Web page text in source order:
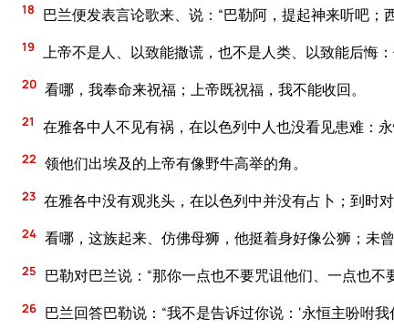
18 巴兰便发表言论歌来、说：“巴勒阿，提起神来听吧；
19 上帝不是人、以致能撒谎，也不是人类、以致能后悔
20 看哪，我奉命来祝福；上帝既祝福，我不能收回。
21 在雅各中人不见有祸，在以色列中人也没看见患难：
22 领他们出埃及的上帝有像野牛高举的角。
23 在雅各中没有观兆头，在以色列中并没有占卜；到时
24 看哪，这族起来、仿佛母狮，他挺着身好像公狮；未
25 巴勒对巴兰说：“那你一点也不要咒诅他们、一点也不
26 巴兰回答巴勒说：“我不是告诉过你说：‘永恒主吩咐